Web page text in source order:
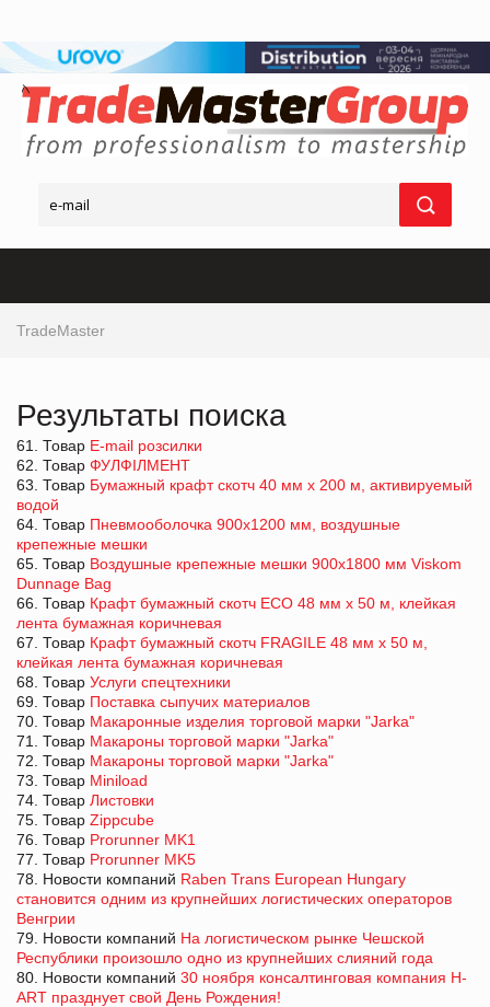
TradeMaster
Результаты поиска
61. Товар E-mail розсилки
62. Товар ФУЛФІЛМЕНТ
63. Товар Бумажный крафт скотч 40 мм х 200 м, активируемый
водой
64. Товар Пневмооболочка 900х1200 мм, воздушные
крепежные мешки
65. Товар Воздушные крепежные мешки 900х1800 мм Viskom
Dunnage Bag
66. Товар Крафт бумажный скотч ECO 48 мм х 50 м, клейкая
лента бумажная коричневая
67. Товар Крафт бумажный скотч FRAGILE 48 мм х 50 м,
клейкая лента бумажная коричневая
68. Товар Услуги спецтехники
69. Товар Поставка сыпучих материалов
70. Товар Макаронные изделия торговой марки "Jarka"
71. Товар Макароны торговой марки "Jarka"
72. Товар Макароны торговой марки "Jarka"
73. Товар Miniload
74. Товар Листовки
75. Товар Zippcube
76. Товар Prorunner MK1
77. Товар Prorunner MK5
78. Новости компаний Raben Trans European Hungary
становится одним из крупнейших логистических операторов
Венгрии
79. Новости компаний На логистическом рынке Чешской
Республики произошло одно из крупнейших слияний года
80. Новости компаний 30 ноября консалтинговая компания H-
ART празднует свой День Рождения!